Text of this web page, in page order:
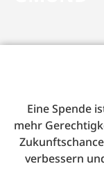
Eine Spende
mehr
verbessern